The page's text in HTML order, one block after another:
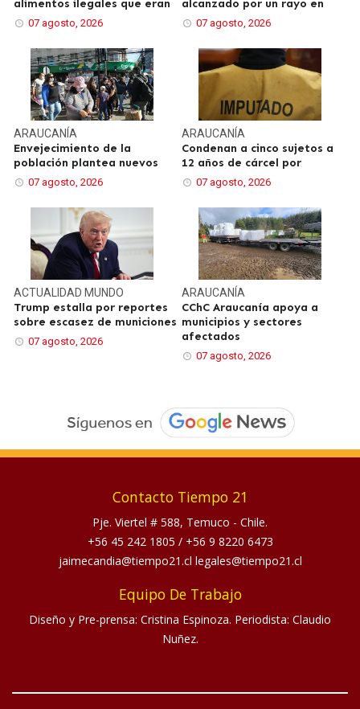
alimentos ilegales que eran
07 agosto, 2026
alcanzado por un rayo en
07 agosto, 2026
ARAUCANÍA
Envejecimiento de la
población plantea nuevos
07 agosto, 2026
ARAUCANÍA
Condenan a cinco sujetos a
12 años de cárcel por
07 agosto, 2026
ACTUALIDADMUNDO
Trump estalla por reportes
sobre escasez de municiones
07 agosto, 2026
ARAUCANÍA
CChC Araucanía apoya a
municipios y sectores
afectados
07 agosto, 2026
Contacto Tiempo 21
Pje. Viertel # 588, Temuco - Chile.
+56 45 242 1805 / +56 9 8220 6473
jaimecandia@tiempo21.cl legales@tiempo21.cl
Equipo De Trabajo
Diseño y Pre-prensa: Cristina Espinoza. Periodista: Claudio
Nuñez.